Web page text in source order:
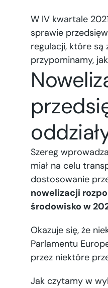
W IV kwartale
sprawie
regulacji, które są
przypominamy,
Szereg
miał na celu
dostosowanie
nowelizacji
środowisko w
Okazuje się, że
Parlamentu
przez niektóre
Jak czytamy w